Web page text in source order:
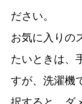
ださい。
お気に入りの
たいときは、
すが、洗濯機